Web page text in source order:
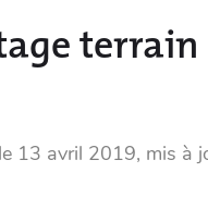
terrain
13 avril 2019, mis à